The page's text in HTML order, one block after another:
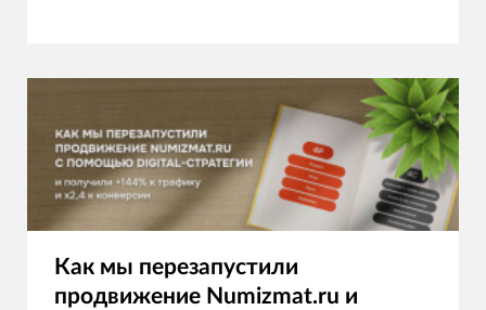
Как мы перезапустили
продвижение Numizmat.ru и